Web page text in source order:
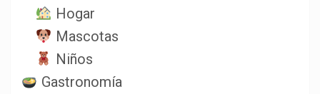
Hogar
Mascotas
Niños
Gastronomía